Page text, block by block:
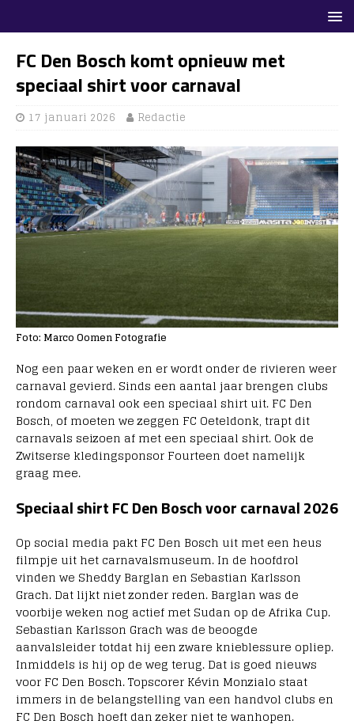
FC Den Bosch komt opnieuw met
speciaal shirt voor carnaval
17 januari 2026 Redactie
Foto: Marco Oomen Fotografie
Nog een paar weken en er wordt onder de rivieren weer
carnaval gevierd. Sinds een aantal jaar brengen clubs
rondom carnaval ook een speciaal shirt uit. FC Den
Bosch, of moeten we zeggen FC Oeteldonk, trapt dit
carnavals seizoen af met een speciaal shirt. Ook de
Zwitserse kledingsponsor Fourteen doet namelijk
graag mee.
Speciaal shirt FC Den Bosch voor carnaval 2026
Op social media pakt FC Den Bosch uit met een heus
filmpje uit het carnavalsmuseum. In de hoofdrol
vinden we Sheddy Barglan en Sebastian Karlsson
Grach. Dat lijkt niet zonder reden. Barglan was de
voorbije weken nog actief met Sudan op de Afrika Cup.
Sebastian Karlsson Grach was de beoogde
aanvalsleider totdat hij een zware knieblessure opliep.
Inmiddels is hij op de weg terug. Dat is goed nieuws
voor FC Den Bosch. Topscorer Kévin Monzialo staat
immers in de belangstelling van een handvol clubs en
FC Den Bosch hoeft dan zeker niet te wanhopen.